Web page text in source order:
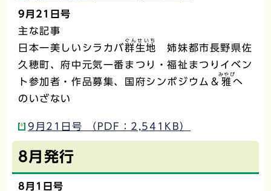
9月21日号
主な記事
日本一美しいシラカバ群生地
ぐんせいち
姉妹都市長野県佐
久穂町、府中元気一番まつり・福祉まつりイベン
ト参加者・作品募集、国府シンポジウム＆ 雅
みやび
へ
のいざない
9月21日号 （PDF：2,541KB）
8月発行
8月1日号